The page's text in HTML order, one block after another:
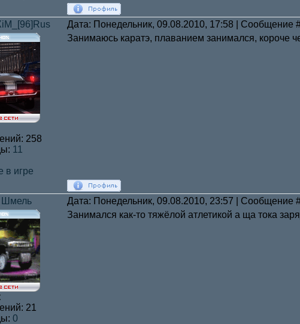
Дата: Понедельник, 09.08.2010, 17:58 | Сообщение
258
11
в игре
Занимаюсь каратэ, плаванием занимался, короче
Шмель Дата: Понедельник, 09.08.2010, 23:57 | Сообщение
21
0
Занимался как-то тяжёлой атлетикой а ща тока